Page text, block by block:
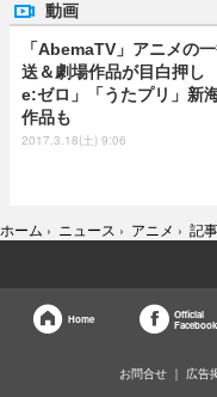
動画
「AbemaTV」アニメの
送＆劇場作品が目白押し
e:ゼロ」「うたプリ」新
作品も
2017.3.18(土) 9:06
ホーム › ニュース › アニメ › 記事
Home
Official
Facebook
お問合せ 広告